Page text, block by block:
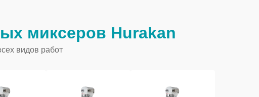
миксеров Hurakan
видов работ